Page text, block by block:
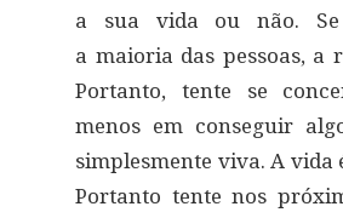
a sua vida ou não.
a maioria das pessoas, a
Portanto, tente se
menos em conseguir
simplesmente viva. A vida
Portanto tente nos